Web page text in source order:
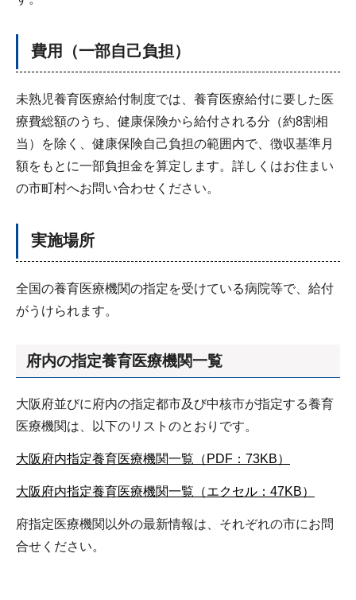
費用（一部自己負担）
未熟児養育医療給付制度では、養育医療給付に要した医
療費総額のうち、健康保険から給付される分（約8割相
当）を除く、健康保険自己負担の範囲内で、徴収基準月
額をもとに一部負担金を算定します。詳しくはお住まい
の市町村へお問い合わせください。
実施場所
全国の養育医療機関の指定を受けている病院等で、給付
がうけられます。
府内の指定養育医療機関一覧
大阪府並びに府内の指定都市及び中核市が指定する養育
医療機関は、以下のリストのとおりです。
大阪府内指定養育医療機関一覧（PDF：73KB）
大阪府内指定養育医療機関一覧（エクセル：47KB）
府指定医療機関以外の最新情報は、それぞれの市にお問
合せください。